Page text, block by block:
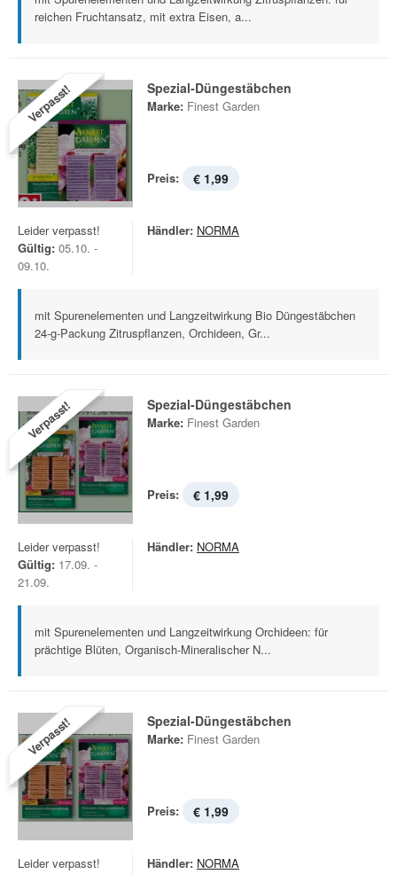
reichen Fruchtansatz, mit extra Eisen, a...
Verpasst! Spezial-Düngestäbchen
Marke: Finest Garden
Preis: € 1,99
Leider verpasst!
Gültig: 05.10. -
09.10.
Händler: NORMA
mit Spurenelementen und Langzeitwirkung Bio Düngestäbchen
24-g-Packung Zitruspflanzen, Orchideen, Gr...
Verpasst! Spezial-Düngestäbchen
Marke: Finest Garden
Preis: € 1,99
Leider verpasst!
Gültig: 17.09. -
21.09.
Händler: NORMA
mit Spurenelementen und Langzeitwirkung Orchideen: für
prächtige Blüten, Organisch-Mineralischer N...
Verpasst! Spezial-Düngestäbchen
Marke: Finest Garden
Preis: € 1,99
Leider verpasst!
Händler: NORMA